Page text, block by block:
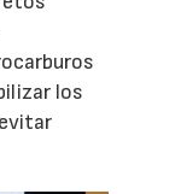
los